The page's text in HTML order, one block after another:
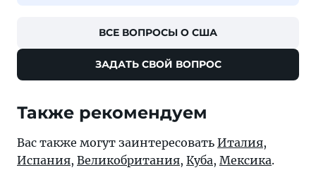
ВСЕ ВОПРОСЫ О США
ЗАДАТЬ СВОЙ ВОПРОС
Также рекомендуем
Вас также могут заинтересовать Италия,
Испания, Великобритания, Куба, Мексика.